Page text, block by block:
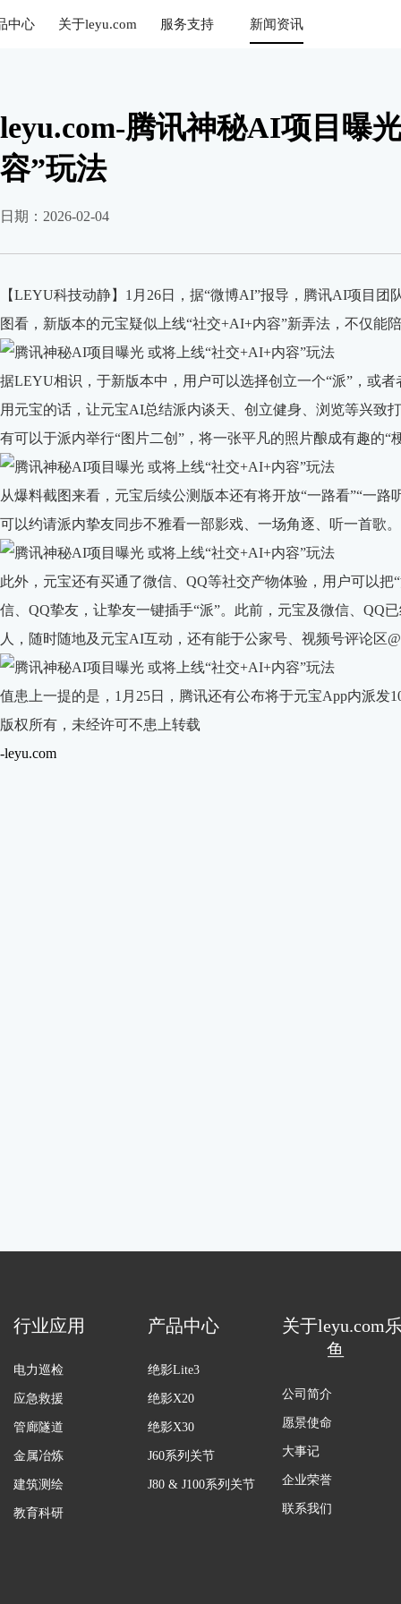
中心 关于leyu.com 服务支持 新闻资讯
leyu.com-腾讯神秘AI项目曝
容”玩法
日期：2026-02-04
【LEYU科技动静】1月26日，据“微博AI”报导，腾讯AI项目
图看，新版本的元宝疑似上线“社交+AI+内容”新弄法，不仅能
据LEYU相识，于新版本中，用户可以选择创立一个“派”，或
用元宝的话，让元宝AI总结派内谈天、创立健身、浏览等兴致
有可以于派内举行“图片二创”，将一张平凡的照片酿成有趣的“
从爆料截图来看，元宝后续公测版本还有将开放“一路看”“一
可以约请派内挚友同步不雅看一部影戏、一场角逐、听一首歌。
此外，元宝还有买通了微信、QQ等社交产物体验，用户可以
信、QQ挚友，让挚友一键插手“派”。此前，元宝及微信、QQ
人，随时随地及元宝AI互动，还有能于公家号、视频号评论区
值患上一提的是，1月25日，腾讯还有公布将于元宝App内派发
版权所有，未经许可不患上转载
-leyu.com
行业应用
电力巡检
应急救援
管廊隧道
金属冶炼
建筑测绘
教育科研
产品中心
绝影Lite3
绝影X20
绝影X30
J60系列关节
J80 & J100系列关节
关于leyu.com
鱼
公司简介
愿景使命
大事记
企业荣誉
联系我们